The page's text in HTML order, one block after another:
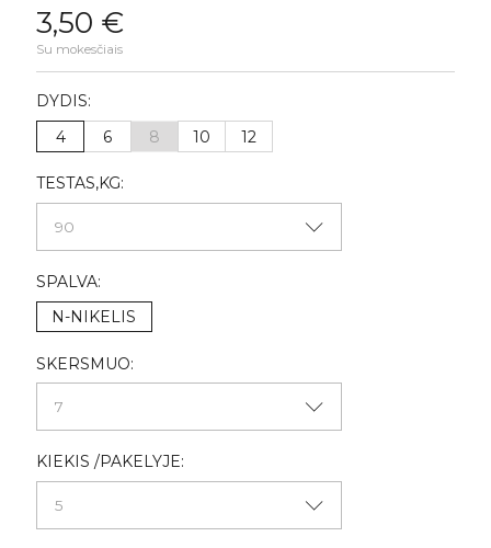
3,50 €
Su mokesčiais
DYDIS:
4
6 8 10 12
TESTAS,KG:
SPALVA:
N-NIKELIS
SKERSMUO:
KIEKIS /PAKELYJE: